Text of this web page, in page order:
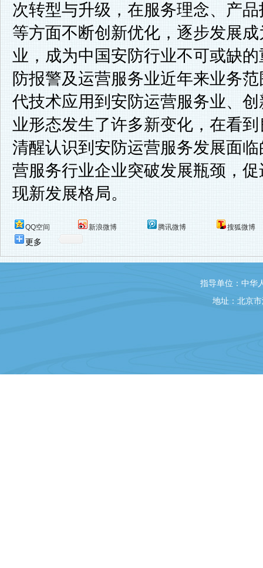
次转型与升级，在服务理念、产
等方面不断创新优化，逐步发展
业，成为中国安防行业不可或缺
防报警及运营服务业近年来业务
代技术应用到安防运营服务业、
业形态发生了许多新变化，在看
清醒认识到安防运营服务发展面
营服务行业企业突破发展瓶颈，
现新发展格局。
QQ空间 新浪微博 腾讯微博 搜狐微博
更多
指导单位：中华
地址：北京